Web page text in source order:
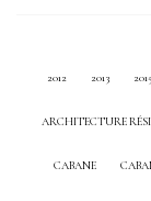
2012 2013 2015
ARCHITECTURE
CABANE